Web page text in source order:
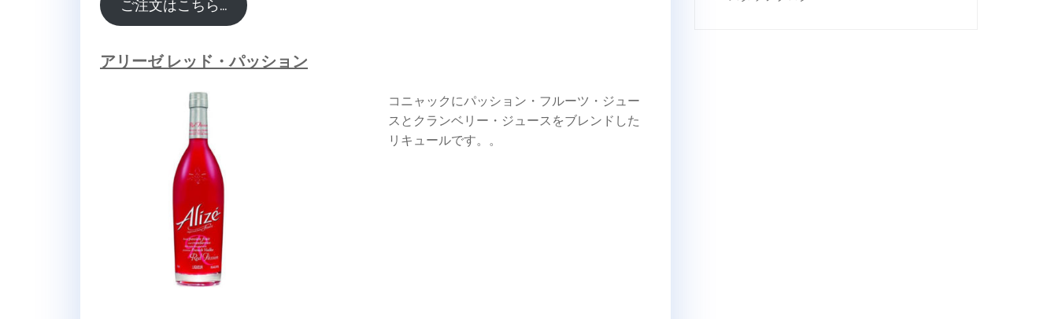
ご注文はこちら…
アリーゼ レッド・パッション
コニャックにパッション・フルーツ・ジュー
スとクランベリー・ジュースをブレンドした
リキュールです。。